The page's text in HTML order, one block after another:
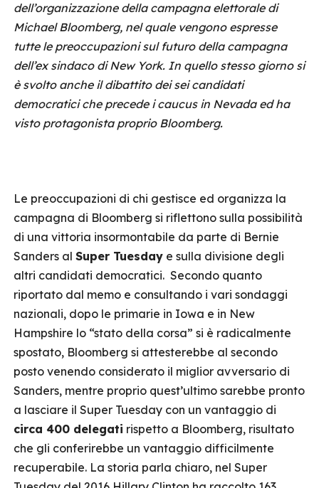
dell’organizzazione della campagna elettorale di
Michael Bloomberg, nel quale vengono espresse
tutte le preoccupazioni sul futuro della campagna
dell’ex sindaco di New York. In quello stesso giorno si
è svolto anche il dibattito dei sei candidati
democratici che precede i caucus in Nevada ed ha
visto protagonista proprio Bloomberg.
Le preoccupazioni di chi gestisce ed organizza la
campagna di Bloomberg si riflettono sulla possibilità
di una vittoria insormontabile da parte di Bernie
Sanders al Super Tuesday e sulla divisione degli
altri candidati democratici. Secondo quanto
riportato dal memo e consultando i vari sondaggi
nazionali, dopo le primarie in Iowa e in New
Hampshire lo “stato della corsa” si è radicalmente
spostato, Bloomberg si attesterebbe al secondo
posto venendo considerato il miglior avversario di
Sanders, mentre proprio quest’ultimo sarebbe pronto
a lasciare il Super Tuesday con un vantaggio di
circa 400 delegati rispetto a Bloomberg, risultato
che gli conferirebbe un vantaggio difficilmente
recuperabile. La storia parla chiaro, nel Super